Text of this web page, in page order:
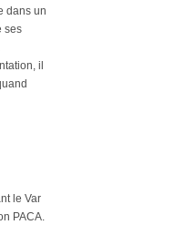
dans un
ses
il
le Var
PACA.